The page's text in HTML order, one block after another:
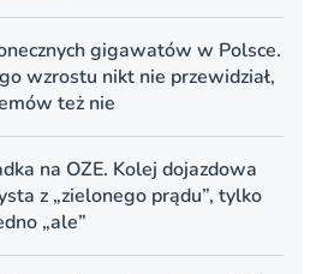
gigawatów w Polsce.
wzrostu nikt nie przewidział,
też nie
na OZE. Kolej dojazdowa
z „zielonego prądu”, tylko
„ale”